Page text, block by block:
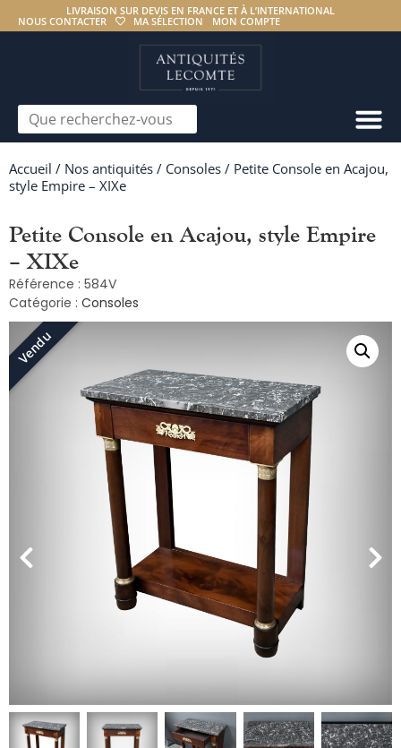
LIVRAISON SUR DEVIS EN FRANCE ET À L’INTERNATIONAL
NOUS CONTACTER
MA SÉLECTION MON COMPTE
Accueil / Nos antiquités / Consoles / Petite Console en Acajou,
style Empire – XIXe
Petite Console en Acajou, style Empire
– XIXe
Référence : 584V
Catégorie : Consoles
Vendu